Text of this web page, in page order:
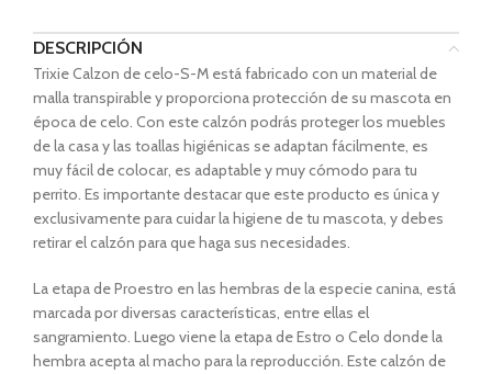
DESCRIPCIÓN
Trixie Calzon de celo-S-M está fabricado con un material de
malla transpirable y proporciona protección de su mascota en
época de celo. Con este calzón podrás proteger los muebles
de la casa y las toallas higiénicas se adaptan fácilmente, es
muy fácil de colocar, es adaptable y muy cómodo para tu
perrito. Es importante destacar que este producto es única y
exclusivamente para cuidar la higiene de tu mascota, y debes
retirar el calzón para que haga sus necesidades.
La etapa de Proestro en las hembras de la especie canina, está
marcada por diversas características, entre ellas el
sangramiento. Luego viene la etapa de Estro o Celo donde la
hembra acepta al macho para la reproducción. Este calzón de